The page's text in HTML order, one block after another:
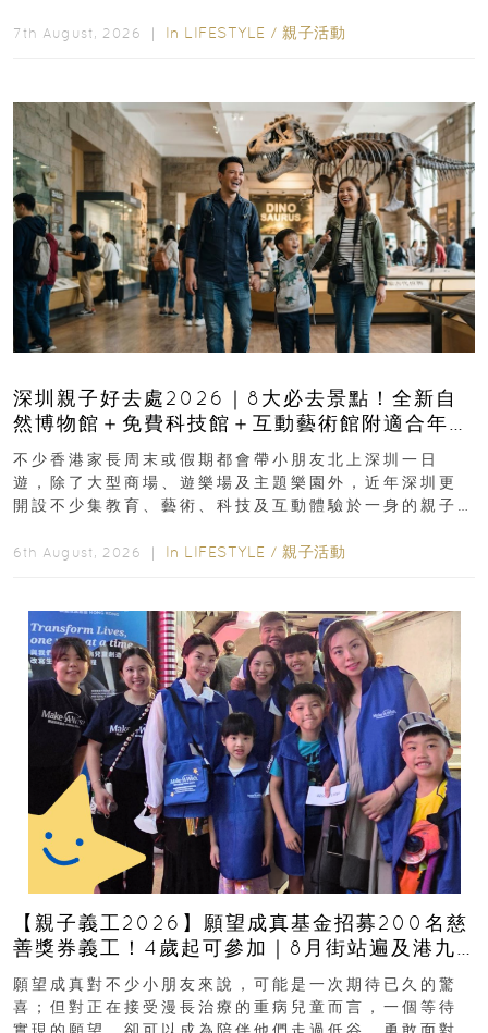
7th August, 2026 ｜ In LIFESTYLE / 親子活動
深圳親子好去處2026｜8大必去景點！全新自
然博物館＋免費科技館＋互動藝術館附適合年
齡、交通、門票、開放時間
不少香港家長周末或假期都會帶小朋友北上深圳一日
遊，除了大型商場、遊樂場及主題樂園外，近年深圳更
開設不少集教育、藝術、科技及互動體驗於一身的親子
6th August, 2026 ｜ In LIFESTYLE / 親子活動
【親子義工2026】願望成真基金招募200名慈
善獎券義工！4歲起可參加｜8月街站遍及港九
新界
願望成真對不少小朋友來說，可能是一次期待已久的驚
喜；但對正在接受漫長治療的重病兒童而言，一個等待
實現的願望，卻可以成為陪伴他們走過低谷、勇敢面對